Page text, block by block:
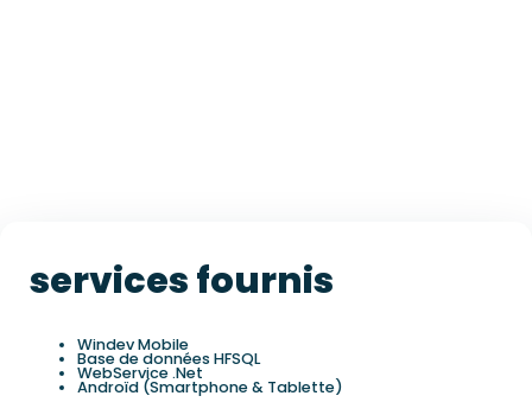
services fournis
Windev Mobile
Base de données HFSQL
WebService .Net
Androïd (Smartphone & Tablette)